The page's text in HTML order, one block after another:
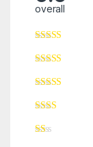
overall